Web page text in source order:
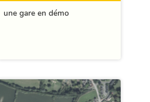
une gare en démo